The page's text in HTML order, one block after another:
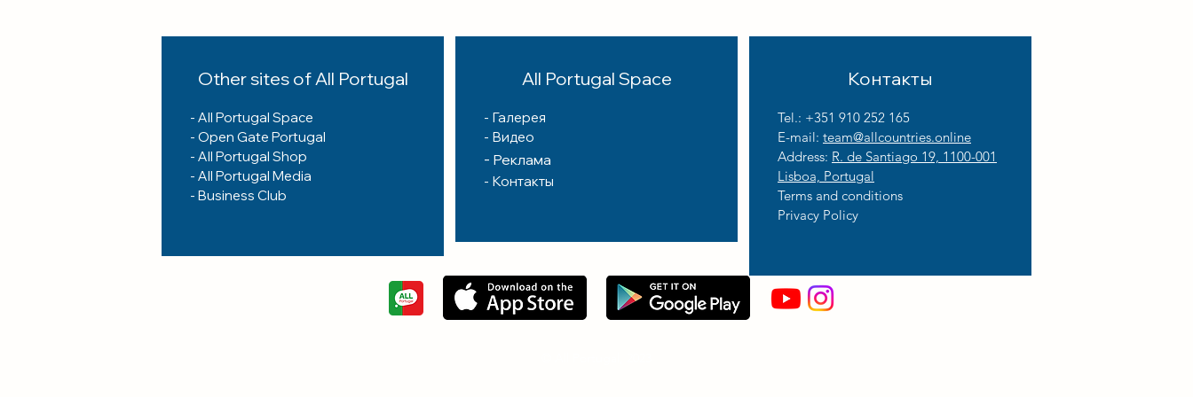
Other sites of All Portugal
- All Portugal Space
- Open Gate Portugal
- All Portugal Shop
- All Portugal Media
- Business Club
All Portugal Space
- Галерея
- Видео
- Реклама
- Контакты
Контакты
Tel.: +351 910 252 165
E-mail: team@allcountries.online
Address: R. de Santiago 19, 1100-001
Lisboa, Portugal
Terms and conditions
Privacy Policy